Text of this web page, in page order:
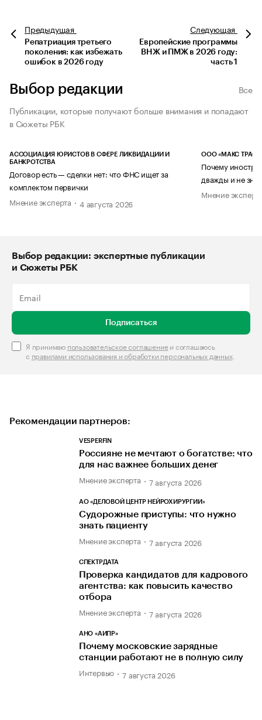
Предыдущая
Репатриация третьего
поколения: как избежать
ошибок в 2026 году
Следующая
Европейские программы
ВНЖ и ПМЖ в 2026 году:
часть 1
Выбор редакции
Все
Публикации, которые получают больше внимания и попадают
в Сюжеты РБК
АССОЦИАЦИЯ ЮРИСТОВ В СФЕРЕ ЛИКВИДАЦИИ И
БАНКРОТСТВА
Договор есть — сделки нет: что ФНС ищет за
комплектом первички
Мнение эксперта
4 августа 2026
ООО «МАКС ТРАСТ»
Почему
дважды и не
Мнение
Выбор редакции: экспертные публикации
и Сюжеты РБК
Подписаться
Я принимаю пользовательское соглашениеи соглашаюсь
с правилами использования и обработки персональных данных.
Рекомендации партнеров:
VESPERFIN
Россияне не мечтают о богатстве: что
для нас важнее больших денег
Мнение эксперта 7 августа 2026
АО «ДЕЛОВОЙ ЦЕНТР НЕЙРОХИРУРГИИ»
Судорожные приступы: что нужно
знать пациенту
Мнение эксперта 7 августа 2026
СПЕКТРДАТА
Проверка кандидатов для кадрового
агентства: как повысить качество
отбора
Мнение эксперта 7 августа 2026
АНО «АИПР»
Почему московские зарядные
станции работают не в полную силу
Интервью 7 августа 2026